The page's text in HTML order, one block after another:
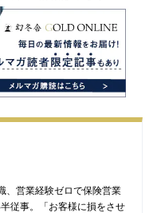
、営業経験ゼロで保険営業
従事。「お客様に損をさせ